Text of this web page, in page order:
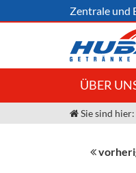
Zentrale und
ÜBER
Jobs
Unser
Sie sind hier: